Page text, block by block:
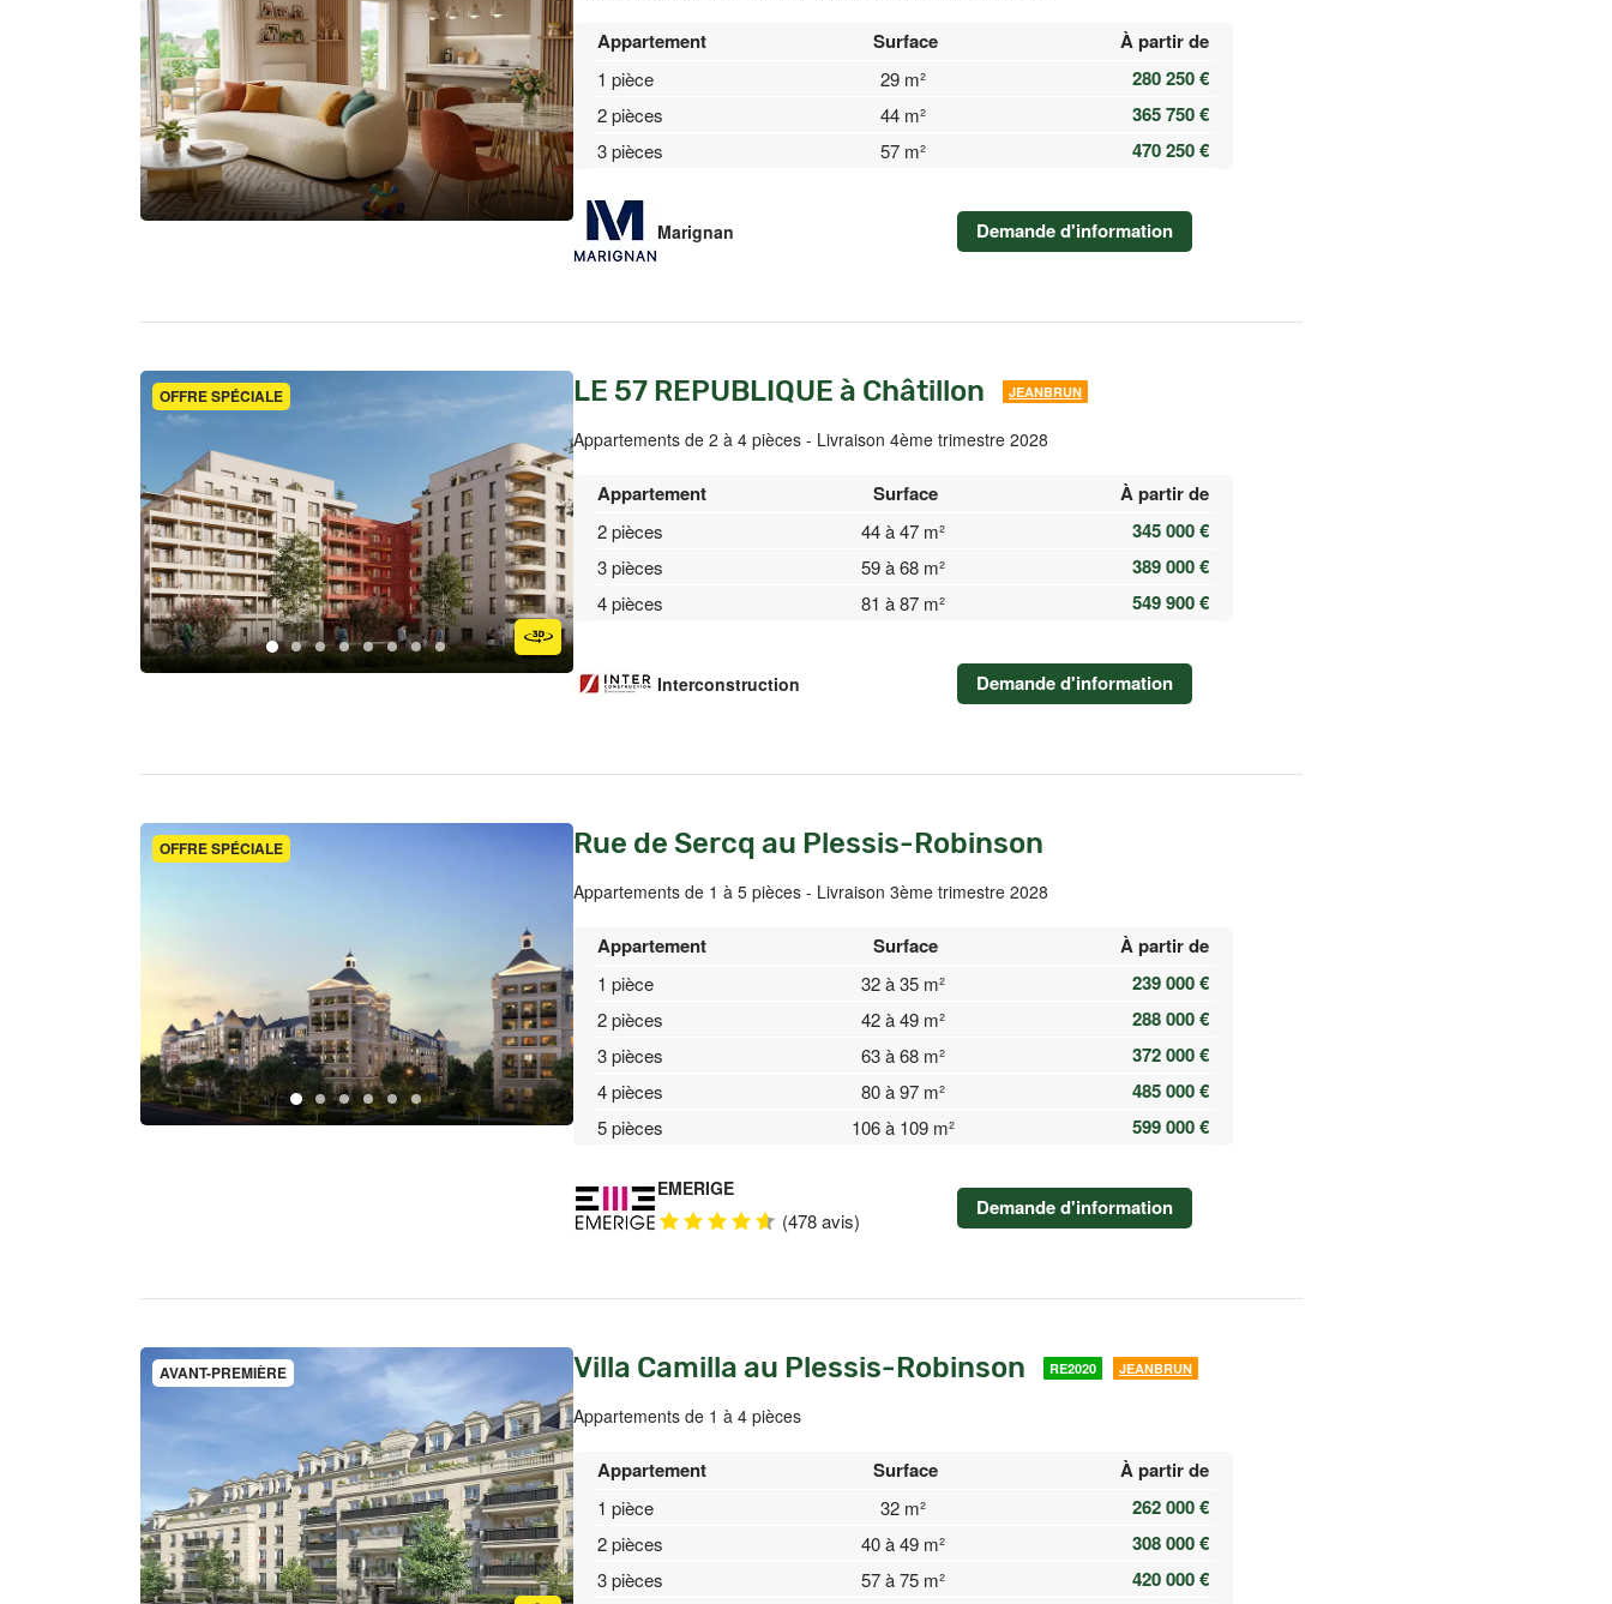
Appartement Surface À partir de
1 pièce 29 m² 280 250 €
2 pièces 44 m² 365 750 €
3 pièces 57 m² 470 250 €
Marignan Demande d'information
OFFRE SPÉCIALE LE 57 REPUBLIQUE à Châtillon JEANBRUN
Appartements de 2 à 4 pièces - Livraison 4ème trimestre 2028
Appartement Surface À partir de
2 pièces 44 à 47 m² 345 000 €
3 pièces 59 à 68 m² 389 000 €
4 pièces 81 à 87 m² 549 900 €
Interconstruction Demande d'information
OFFRE SPÉCIALE Rue de Sercq au Plessis-Robinson
Appartements de 1 à 5 pièces - Livraison 3ème trimestre 2028
Appartement Surface À partir de
1 pièce 32 à 35 m² 239 000 €
2 pièces 42 à 49 m² 288 000 €
3 pièces 63 à 68 m² 372 000 €
4 pièces 80 à 97 m² 485 000 €
5 pièces 106 à 109 m² 599 000 €
EMERIGE
(478 avis) Demande d'information
AVANT-PREMIÈRE Villa Camilla au Plessis-Robinson RE2020 JEANBRUN
Appartements de 1 à 4 pièces
Appartement Surface À partir de
1 pièce 32 m² 262 000 €
2 pièces 40 à 49 m² 308 000 €
3 pièces 57 à 75 m² 420 000 €